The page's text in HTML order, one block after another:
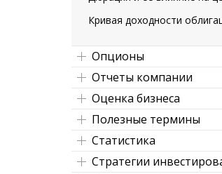
Кривая доходности
Опционы
Отчеты компании
Оценка бизнеса
Полезные термины
Статистика
Стратегии